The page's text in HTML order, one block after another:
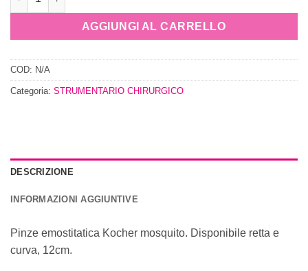
AGGIUNGI AL CARRELLO
COD: N/A
Categoria: STRUMENTARIO CHIRURGICO
DESCRIZIONE
INFORMAZIONI AGGIUNTIVE
Pinze emostitatica Kocher mosquito. Disponibile retta e
curva, 12cm.